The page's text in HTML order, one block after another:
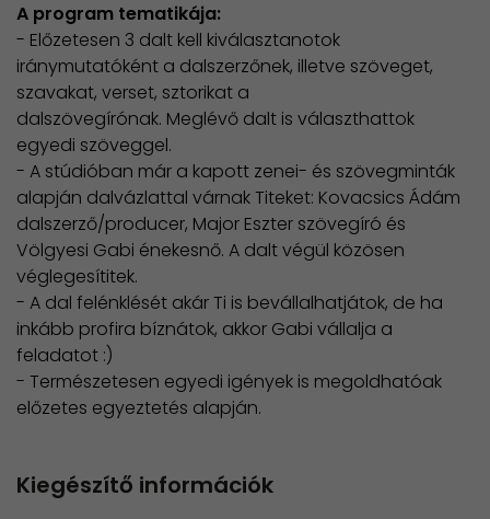
A program tematikája:
- Előzetesen 3 dalt kell kiválasztanotok
iránymutatóként a dalszerzőnek, illetve szöveget,
szavakat, verset, sztorikat a
dalszövegírónak. Meglévő dalt is választhattok
egyedi szöveggel.
- A stúdióban már a kapott zenei- és szövegminták
alapján dalvázlattal várnak Titeket: Kovacsics Ádám
dalszerző/producer, Major Eszter szövegíró és
Völgyesi Gabi énekesnő. A dalt végül közösen
véglegesítitek.
- A dal felénklését akár Ti is bevállalhatjátok, de ha
inkább profira bíznátok, akkor Gabi vállalja a
feladatot :)
- Természetesen egyedi igények is megoldhatóak
előzetes egyeztetés alapján.
Kiegészítő információk